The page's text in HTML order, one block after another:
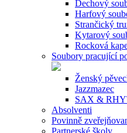
Dechový
Harfový
Strančický
Kytarový
Rocková
Soubory pracující
Ženský
Jazzmazec
SAX &
Absolventi
Povinně
Partnerské školy